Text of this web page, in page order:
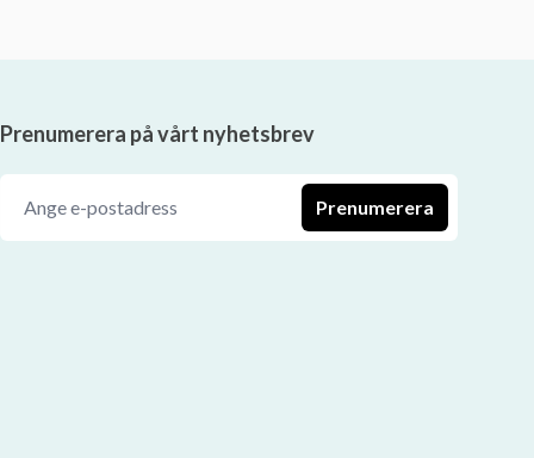
Prenumerera på vårt nyhetsbrev
Prenumerera